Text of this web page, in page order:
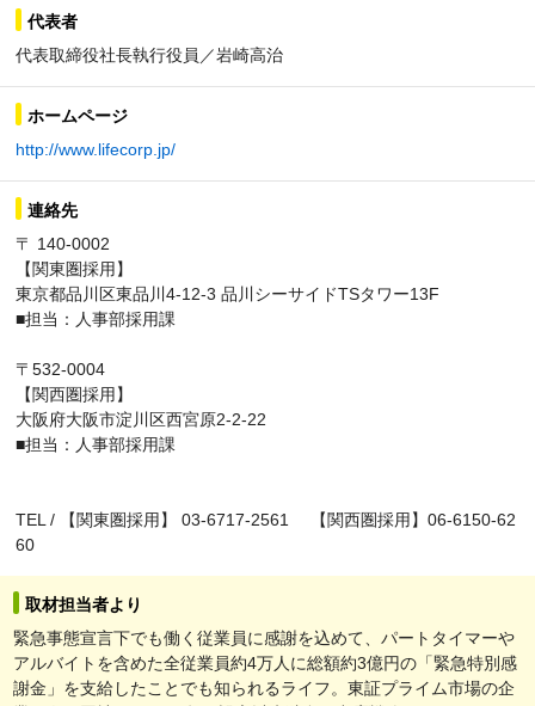
代表者
代表取締役社長執行役員／岩崎高治
ホームページ
http://www.lifecorp.jp/
連絡先
〒 140-0002
【関東圏採用】
東京都品川区東品川4-12-3 品川シーサイドTSタワー13F
■担当：人事部採用課
〒532-0004
【関西圏採用】
大阪府大阪市淀川区西宮原2-2-22
■担当：人事部採用課
TEL / 【関東圏採用】 03-6717-2561 【関西圏採用】06-6150-62
60
取材担当者より
緊急事態宣言下でも働く従業員に感謝を込めて、パートタイマーや
アルバイトを含めた全従業員約4万人に総額約3億円の「緊急特別感
謝金」を支給したことでも知られるライフ。東証プライム市場の企